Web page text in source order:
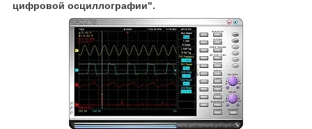
цифровой осциллографии".